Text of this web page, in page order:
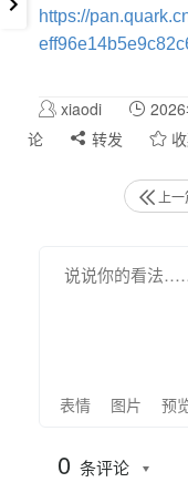
https://
xiaodi
论
转发
上
表情 图片 预
0 条评论